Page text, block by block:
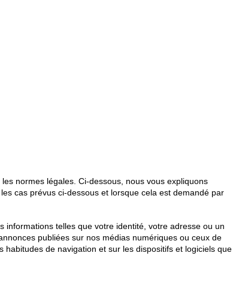
normes légales. Ci-dessous, nous vous expliquons
cas prévus ci-dessous et lorsque cela est demandé par
telles que votre identité, votre adresse ou un
publiées sur nos médias numériques ou ceux de
de navigation et sur les dispositifs et logiciels que